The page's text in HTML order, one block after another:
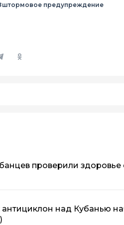
предупреждение
проверили здоровье
антициклон над Кубанью